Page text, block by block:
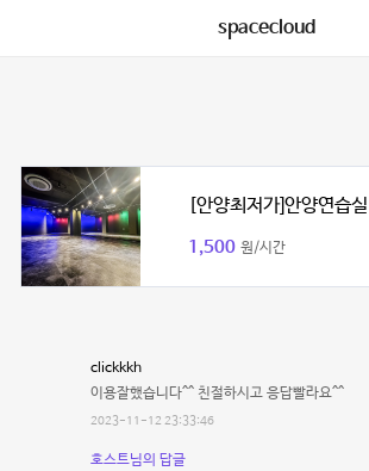
spacecloud
[안양최저가]안양연습
1,500 원/시간
clickkkh
이용잘했습니다^^ 친절하시고 응답빨라요^^
2023-11-12 23:33:46
호스트님의 답글